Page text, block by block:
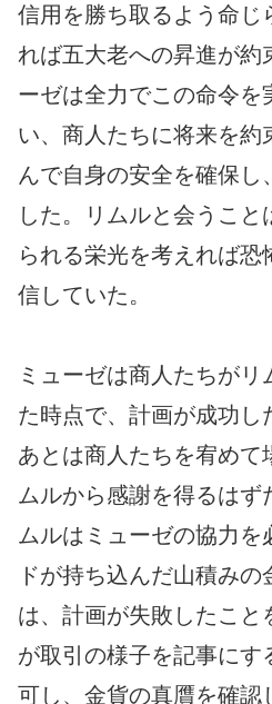
信用を勝ち取るよう命じ
れば五大老への昇進が約
ーゼは全力でこの命令を
い、商人たちに将来を約
んで自身の安全を確保し
した。リムルと会うこ
られる栄光を考えれば恐
信していた。
ミューゼは商人たちがリ
た時点で、計画が成功し
あとは商人たちを宥めて
ムルから感謝を得るはず
ムルはミューゼの協力
ドが持ち込んだ山積み
は、計画が失敗したこと
が取引の様子を記事にす
可し、金貨の真贋を確認